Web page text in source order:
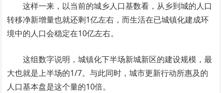
这样一来，以当前的城乡人口基数看，从乡到城的人口
转移净新增量也就还剩1亿左右，而生活在已城镇化建成环
境中的人口会稳定在10亿左右。
这组数字说明，城镇化下半场新城新区的建设规模，最
大也就是上半场的1/7。与此同时，城市更新行动所惠及的
人口基本盘是这个量的10倍。